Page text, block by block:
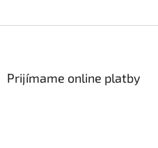
Prijímame online platby